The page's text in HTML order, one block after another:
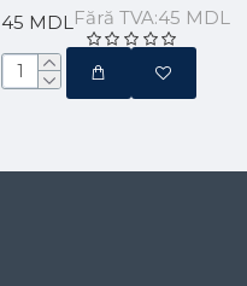
45 MDLFără TVA:45 MDL